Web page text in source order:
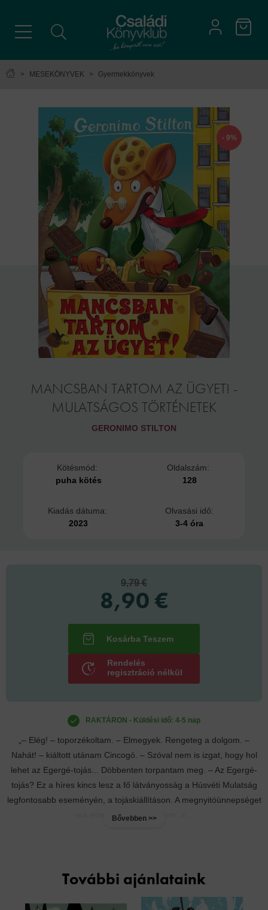
> MESEKÖNYVEK > Gyermekkönyvek
- 9%
MANCSBAN TARTOM AZ ÜGYET! -
MULATSÁGOS TÖRTÉNETEK
GERONIMO STILTON
Kötésmód:
puha kötés
Oldalszám:
128
Kiadás dátuma:
2023
Olvasási idő:
3-4 óra
„– Elég! – toporzékoltam. – Elmegyek. Rengeteg a dolgom. –
Nahát! – kiáltott utánam Cincogó. – Szóval nem is izgat, hogy hol
lehet az Egergé-tojás... Döbbenten torpantam meg. – Az Egergé-
tojás? Ez a híres kincs lesz a fő látványosság a Húsvéti Mulatság
legfontosabb eseményén, a tojáskiállításon. A megnyitóünnepséget
ma este tartják. Gondolom, a...
Bővebben >>
RAKTÁRON - Küldési idő: 4-5 nap
9,79 €
8,90 €
Rendelés
regisztráció nélkül
További ajánlataink